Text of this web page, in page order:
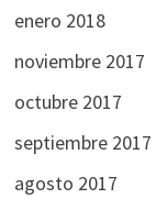
enero 2018
noviembre 2017
octubre 2017
septiembre 2017
agosto 2017